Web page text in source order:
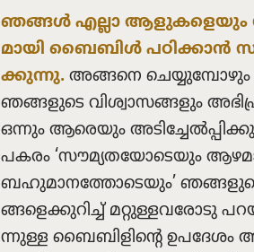
ഞങ്ങൾ എല്ലാ ആളുക​ളെ​യും
മാ​യി ബൈബിൾ പഠിക്കാൻ
ക്കു​ന്നു. അങ്ങനെ ചെയ്യു​മ്പോ​ഴും
ഞങ്ങളുടെ വിശ്വാ​സ​ങ്ങ​ളും
ഒന്നും ആരെയും
പകരം ‘സൗമ്യ​ത​യോ​ടെ​യും
ബഹുമാ​ന​ത്തോ​ടെ​യും’
ങ്ങ​ളെ​ക്കു​റിച്ച്‌ മറ്റുള്ള​വ​രോ​ടു
ന്നുള്ള ബൈബി​ളി​ന്റെ ഉപദേശം